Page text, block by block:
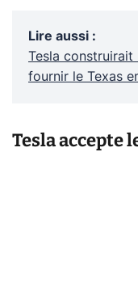
Lire aussi :
Tesla
fournir le Texas
Tesla accepte